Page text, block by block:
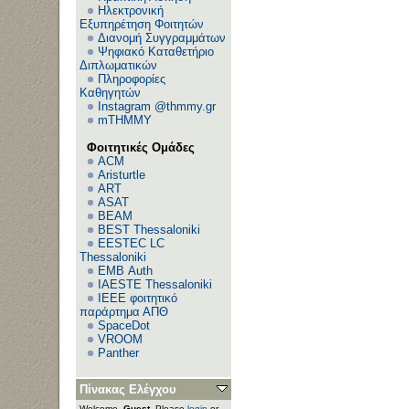
Ηλεκτρονική
Εξυπηρέτηση Φοιτητών
Διανομή Συγγραμμάτων
Ψηφιακό Καταθετήριο
Διπλωματικών
Πληροφορίες
Καθηγητών
Instagram @thmmy.gr
mTHMMY
Φοιτητικές Ομάδες
ACM
Aristurtle
ART
ASAT
BEAM
BEST Thessaloniki
EESTEC LC
Thessaloniki
EΜΒ Auth
IAESTE Thessaloniki
IEEE φοιτητικό
παράρτημα ΑΠΘ
SpaceDot
VROOM
Panther
Πίνακας Ελέγχου